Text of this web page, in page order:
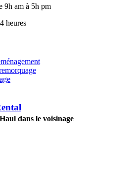
9h am à 5h pm
heures
dans le voisinage